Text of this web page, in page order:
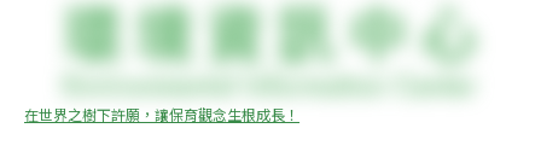
在世界之樹下許願，讓保育觀念生根成長！